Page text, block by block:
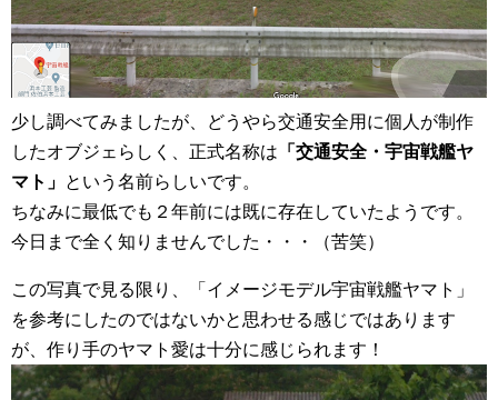
少し調べてみましたが、どうやら交通安全用に個人が制作
したオブジェらしく、正式名称は 「交通安全・宇宙戦艦ヤ
マト」 という名前らしいです。
ちなみに最低でも２年前には既に存在していたようです。
今日まで全く知りませんでした・・・（苦笑）
この写真で見る限り、「イメージモデル宇宙戦艦ヤマト」
を参考にしたのではないかと思わせる感じではあります
が、作り手のヤマト愛は十分に感じられます！